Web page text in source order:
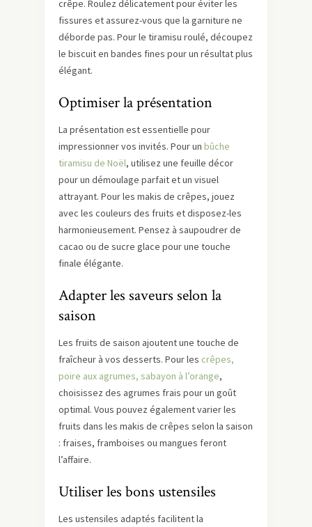
crêpe. Roulez délicatement pour éviter les
fissures et assurez-vous que la garniture ne
déborde pas. Pour le tiramisu roulé, découpez
le biscuit en bandes fines pour un résultat plus
élégant.
Optimiser la présentation
La présentation est essentielle pour
impressionner vos invités. Pour un bûche
tiramisu de Noël, utilisez une feuille décor
pour un démoulage parfait et un visuel
attrayant. Pour les makis de crêpes, jouez
avec les couleurs des fruits et disposez-les
harmonieusement. Pensez à saupoudrer de
cacao ou de sucre glace pour une touche
finale élégante.
Adapter les saveurs selon la
saison
Les fruits de saison ajoutent une touche de
fraîcheur à vos desserts. Pour les crêpes,
poire aux agrumes, sabayon à l’orange,
choisissez des agrumes frais pour un goût
optimal. Vous pouvez également varier les
fruits dans les makis de crêpes selon la saison
: fraises, framboises ou mangues feront
l’affaire.
Utiliser les bons ustensiles
Les ustensiles adaptés facilitent la